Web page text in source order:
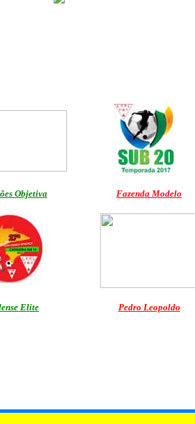
Objetiva Fazenda Modelo
Elite Pedro Leopoldo